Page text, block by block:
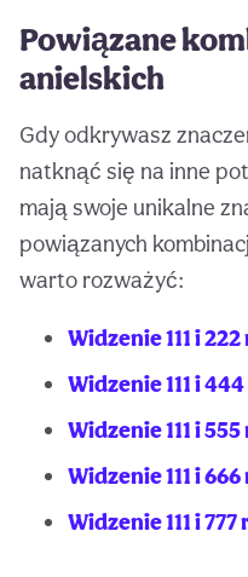
Powiązane
anielskich
Gdy odkrywasz
natknąć się na inne
mają swoje unikalne
powiązanych
warto rozważyć:
Widzenie 111 i
Widzenie 111 i
Widzenie 111 i
Widzenie 111 i
Widzenie 111 i 777